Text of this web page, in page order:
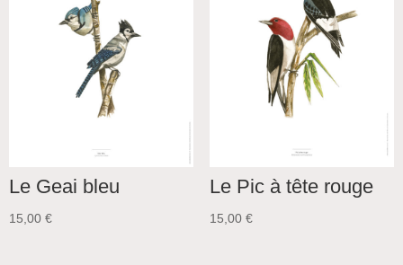
Le Geai bleu
15,00 €
Le Pic à tête rouge
15,00 €